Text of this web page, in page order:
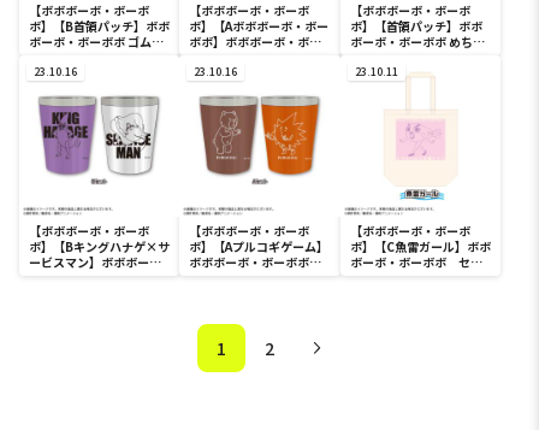
【ボボボーボ・ボーボ
ボ】【B首領パッチ】ボボ
ボーボ・ボーボボ ゴムひ
【ボボボーボ・ボーボ
ボ】【Aボボボーボ・ボー
ボボ】ボボボーボ・ボー
るみ
【ボボボーボ・ボーボ
ボ】【首領パッチ】ボボ
ボーボ・ボーボボ めちゃ
首領パッチ～
23.10.16
【ボボボーボ・ボーボ
ボ】【Bキングハナゲ×サ
ービスマン】ボボボー
23.10.16
【ボボボーボ・ボーボ
ボ】【Aプルコギゲーム】
ボボボーボ・ボーボボ
23.10.11
【ボボボーボ・ボーボ
ボ】【C魚雷ガール】ボボ
ボーボ・ボーボボ セリ
1 2